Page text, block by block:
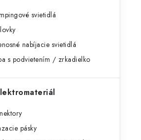
svietidlá
nabíjacie svietidlá
s podvietením / zrkadielko
pásky